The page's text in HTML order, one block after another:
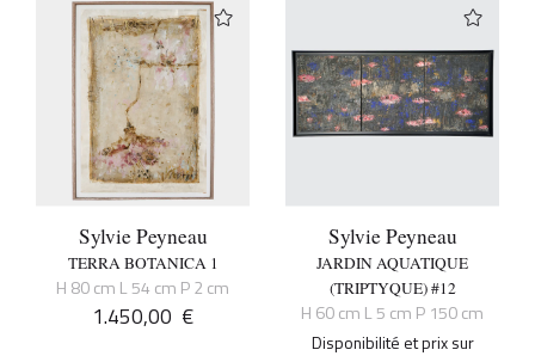
Sylvie Peyneau
TERRA BOTANICA 1
H 80 cm L 54 cm P 2 cm
1.450,00 €
Sylvie Peyneau
JARDIN AQUATIQUE
(TRIPTYQUE) #12
H 60 cm L 5 cm P 150 cm
Disponibilité et prix sur